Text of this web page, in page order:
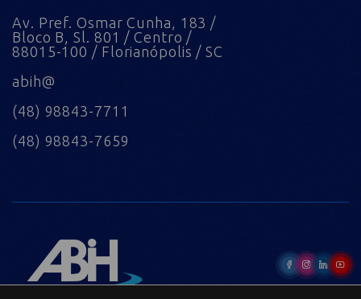
Av. Pref. Osmar Cunha, 183 /
Bloco B, Sl. 801 / Centro /
88015-100 / Florianópolis / SC
abih@
(48) 98843-7711
(48) 98843-7659